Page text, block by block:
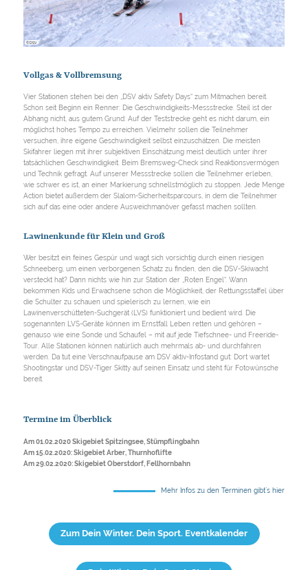
© DSV
Vollgas & Vollbremsung
Vier Stationen stehen bei den „DSV aktiv Safety Days“ zum Mitmachen bereit.
Schon seit Beginn ein Renner: Die Geschwindigkeits-Messstrecke. Steil ist der
Abhang nicht, aus gutem Grund: Auf der Teststrecke geht es nicht darum, ein
möglichst hohes Tempo zu erreichen. Vielmehr sollen die Teilnehmer
versuchen, ihre eigene Geschwindigkeit selbst einzuschätzen. Die meisten
Skifahrer liegen mit ihrer subjektiven Einschätzung meist deutlich unter ihrer
tatsächlichen Geschwindigkeit. Beim Bremsweg-Check sind Reaktionsvermögen
und Technik gefragt. Auf unserer Messstrecke sollen die Teilnehmer erleben,
wie schwer es ist, an einer Markierung schnellstmöglich zu stoppen. Jede Menge
Action bietet außerdem der Slalom-Sicherheitsparcours, in dem die Teilnehmer
sich auf das eine oder andere Ausweichmanöver gefasst machen sollten.
Lawinenkunde für Klein und Groß
Wer besitzt ein feines Gespür und wagt sich vorsichtig durch einen riesigen
Schneeberg, um einen verborgenen Schatz zu finden, den die DSV-Skiwacht
versteckt hat? Dann nichts wie hin zur Station der „Roten Engel“. Wann
bekommen Kids und Erwachsene schon die Möglichkeit, der Rettungsstaffel über
die Schulter zu schauen und spielerisch zu lernen, wie ein
Lawinenverschütteten-Suchgerät (LVS) funktioniert und bedient wird. Die
sogenannten LVS-Geräte können im Ernstfall Leben retten und gehören –
genauso wie eine Sonde und Schaufel – mit auf jede Tiefschnee- und Freeride-
Tour. Alle Stationen können natürlich auch mehrmals ab- und durchfahren
werden. Da tut eine Verschnaufpause am DSV aktiv-Infostand gut: Dort wartet
Shootingstar und DSV-Tiger Skitty auf seinen Einsatz und steht für Fotowünsche
bereit.
Termine im Überblick
Am 01.02.2020 Skigebiet Spitzingsee, Stümpflingbahn
Am 15.02.2020: Skigebiet Arber, Thurnhoflifte
Am 29.02.2020: Skigebiet Oberstdorf, Fellhornbahn
Mehr Infos zu den Terminen gibt`s hier
Zum Dein Winter. Dein Sport. Eventkalender